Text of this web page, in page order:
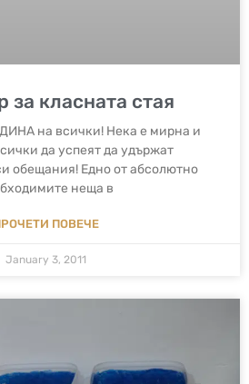
за класната стая
на всички! Нека е мирна и
да успеят да удържат
обещания! Едно от абсолютно
неща в
ПОВЕЧЕ
January 3, 2011